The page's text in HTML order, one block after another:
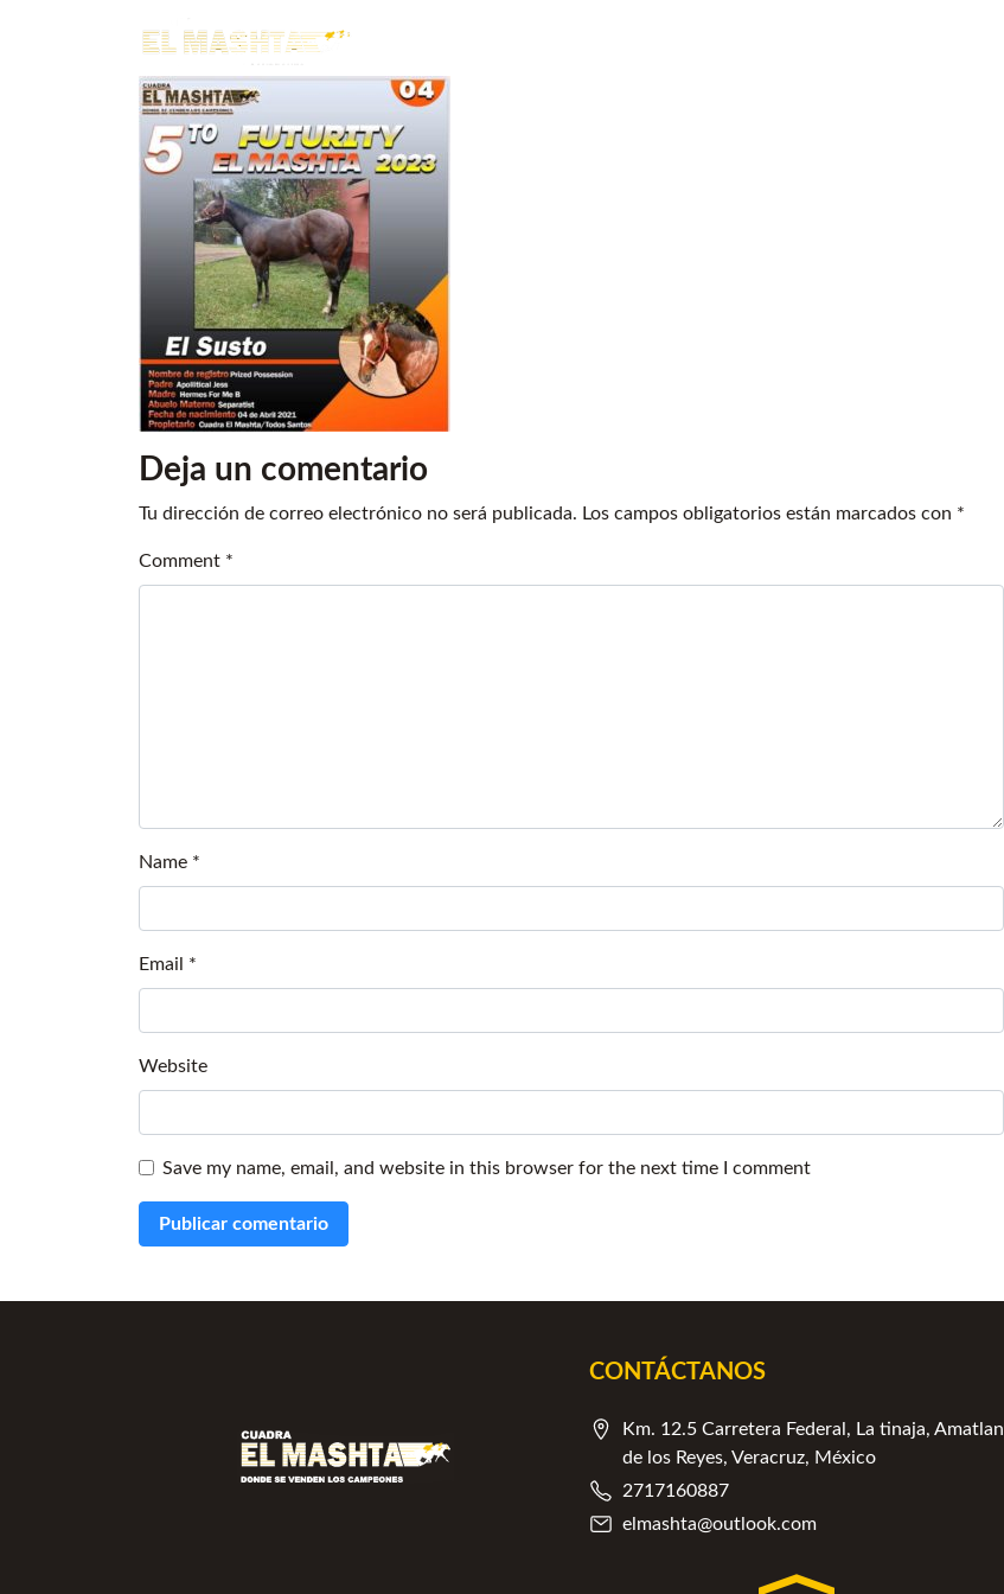
Main Navigation
Deja un comentario
Tu dirección de correo electrónico no será publicada. Los campos obligatorios están marcados con *
Comment *
Name *
Email *
Website
Save my name, email, and website in this browser for the next time I comment
CONTÁCTANOS
Km. 12.5 Carretera Federal, La tinaja, Amatlan
de los Reyes, Veracruz, México
2717160887
elmashta@outlook.com